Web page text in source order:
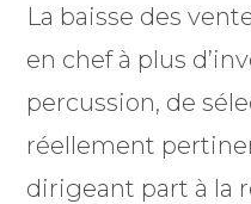
La baisse des
en chef à plus
percussion, de
réellement
dirigeant part à la